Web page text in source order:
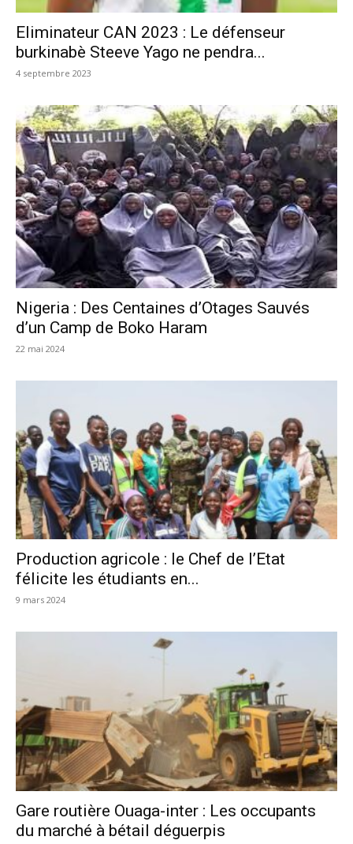
Eliminateur CAN 2023 : Le défenseur
burkinabè Steeve Yago ne pendra...
4 septembre 2023
Nigeria : Des Centaines d’Otages Sauvés
d’un Camp de Boko Haram
22 mai 2024
Production agricole : le Chef de l’Etat
félicite les étudiants en...
9 mars 2024
Gare routière Ouaga-inter : Les occupants
du marché à bétail déguerpis